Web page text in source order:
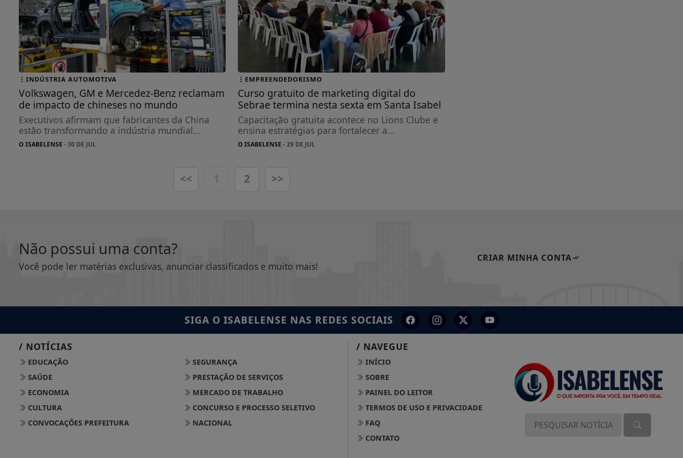
INDÚSTRIA AUTOMOTIVA
Volkswagen, GM e Mercedez-Benz reclamam
de impacto de chineses no mundo
Executivos afirmam que fabricantes da China
estão transformando a indústria mundial...
O ISABELENSE - 30 DE JUL
EMPREENDEDORISMO
Curso gratuito de marketing digital do
Sebrae termina nesta sexta em Santa Isabel
Capacitação gratuita acontece no Lions Clube e
ensina estratégias para fortalecer a...
O ISABELENSE - 29 DE JUL
<< 1 2 >>
Não possui uma conta?
Você pode ler matérias exclusivas, anunciar classificados e muito mais!
CRIAR MINHA CONTA
SIGA O ISABELENSE NAS REDES SOCIAIS
/ NOTÍCIAS
EDUCAÇÃO
SEGURANÇA
SAÚDE
PRESTAÇÃO DE SERVIÇOS
ECONOMIA
MERCADO DE TRABALHO
CULTURA
CONCURSO E PROCESSO SELETIVO
CONVOCAÇÕES PREFEITURA
NACIONAL
/ NAVEGUE
INÍCIO
SOBRE
PAINEL DO LEITOR
TERMOS DE USO E PRIVACIDADE
FAQ
CONTATO